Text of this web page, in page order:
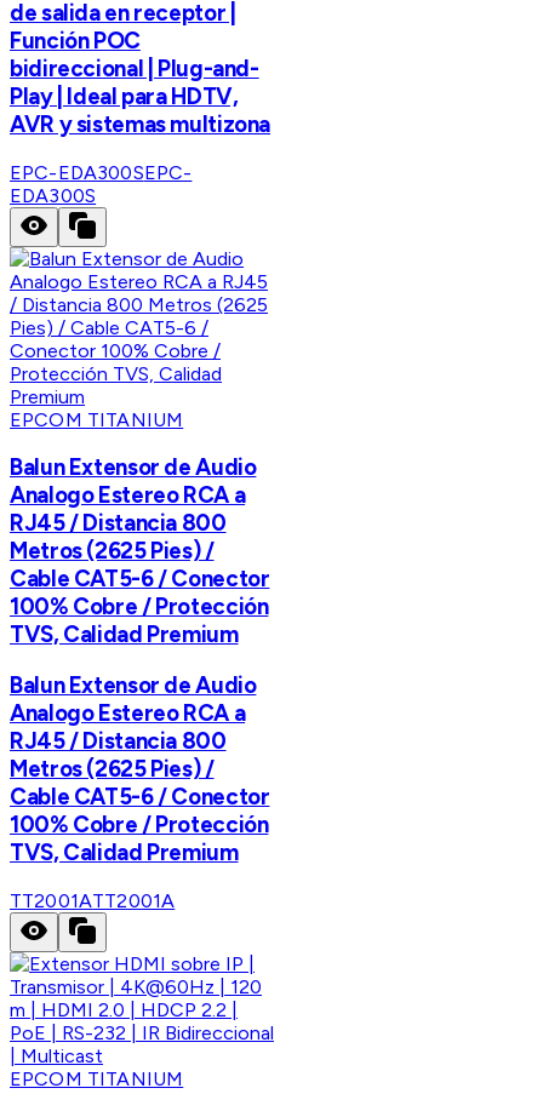
de salida en receptor |
Función POC
bidireccional | Plug-and-
Play | Ideal para HDTV,
AVR y sistemas multizona
EPC-EDA300SEPC-
EDA300S
EPCOM TITANIUM
Balun Extensor de Audio
Analogo Estereo RCA a
RJ45 / Distancia 800
Metros (2625 Pies) /
Cable CAT5-6 / Conector
100% Cobre / Protección
TVS, Calidad Premium
Balun Extensor de Audio
Analogo Estereo RCA a
RJ45 / Distancia 800
Metros (2625 Pies) /
Cable CAT5-6 / Conector
100% Cobre / Protección
TVS, Calidad Premium
TT2001ATT2001A
EPCOM TITANIUM